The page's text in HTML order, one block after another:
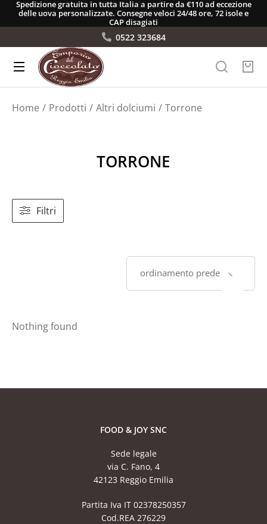
Spedizione gratuita in tutta Italia a partire da €110 ad eccezione
delle uova personalizzate. Consegne veloci 24/48 ore, 72 isole e
CAP disagiati
0522 323684
Tu sei qui:
Home Prodotti Altri dolciumi Torrone
TORRONE
Filtri
ordinamento predefinito
Nothing found
FOOD & JOY SNC
Sede legale
via C. Fano, 4
42123 Reggio Emilia
Partita Iva IT 02378250357
Cod.REA 276229